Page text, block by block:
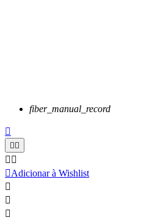
fiber_manual_record

 
 
Adicionar à Wishlist


